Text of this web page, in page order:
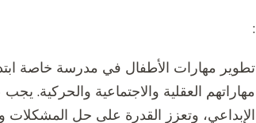
:
تطوير مهارات الأطفال في مدرسة خاصة
مهاراتهم العقلية والاجتماعية والحركية.
الإبداعي، وتعزز القدرة على حل المشكلات